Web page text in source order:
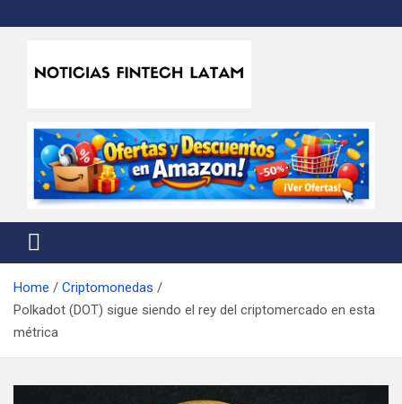
to
Noticias Fintech Latam
Home
Criptomonedas
Polkadot (DOT) sigue siendo el rey del criptomercado en esta
métrica